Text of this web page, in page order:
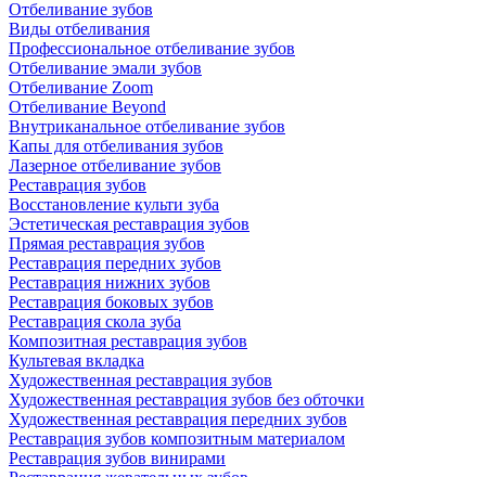
Отбеливание зубов
Виды отбеливания
Профессиональное отбеливание зубов
Отбеливание эмали зубов
Отбеливание Zoom
Отбеливание Beyond
Внутриканальное отбеливание зубов
Капы для отбеливания зубов
Лазерное отбеливание зубов
Реставрация зубов
Восстановление культи зуба
Эстетическая реставрация зубов
Прямая реставрация зубов
Реставрация передних зубов
Реставрация нижних зубов
Реставрация боковых зубов
Реставрация скола зуба
Композитная реставрация зубов
Культевая вкладка
Художественная реставрация зубов
Художественная реставрация зубов без обточки
Художественная реставрация передних зубов
Реставрация зубов композитным материалом
Реставрация зубов винирами